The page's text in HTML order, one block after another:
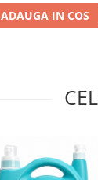
ADAUGA IN COS